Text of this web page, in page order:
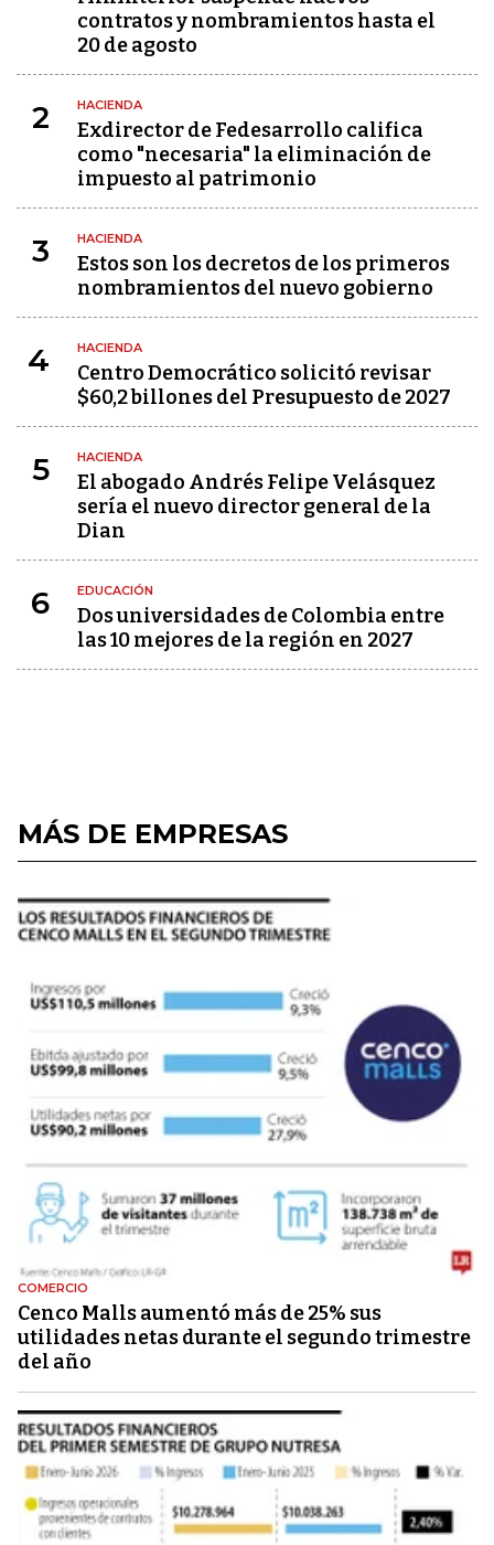
contratos y nombramientos hasta el
20 de agosto
2 HACIENDA
Exdirector de Fedesarrollo califica
como "necesaria" la eliminación de
impuesto al patrimonio
3 HACIENDA
Estos son los decretos de los primeros
nombramientos del nuevo gobierno
4 HACIENDA
Centro Democrático solicitó revisar
$60,2 billones del Presupuesto de 2027
5 HACIENDA
El abogado Andrés Felipe Velásquez
sería el nuevo director general de la
Dian
6 EDUCACIÓN
Dos universidades de Colombia entre
las 10 mejores de la región en 2027
MÁS DE EMPRESAS
COMERCIO
Cenco Malls aumentó más de 25% sus
utilidades netas durante el segundo trimestre
del año